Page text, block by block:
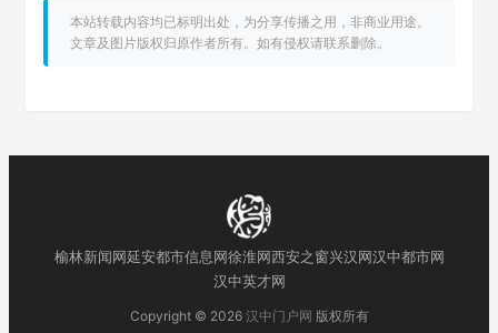
本站转载内容均已标明出处，为分享传播之用，非商业用途。
文章及图片版权归原作者所有。如有侵权请联系删除。
榆林新闻网延安都市信息网徐淮网西安之窗兴汉网汉中都市网
汉中英才网
Copyright © 2026 汉中门户网 版权所有